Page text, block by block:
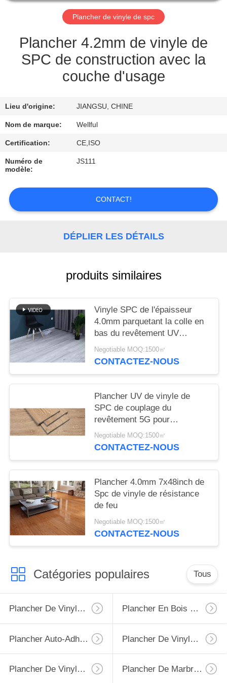
VISITE
CONTRÔLE
CONTACTEZ-
DEMANDEZ
UNE
CITATION
NOUVELLES
Plancher de vinyle de spc
Plancher 4.2mm de vinyle de
SPC de construction avec la
couche d'usage
Lieu d'origine: JIANGSU, CHINE
Nom de marque: Wellful
Certification: CE,ISO
Numéro de
modèle:
JS111
CONTACT!
DÉPLIER LES DÉTAILS
produits similaires
Vinyle SPC de l'épaisseur
4.0mm parquetant la colle en
bas du revêtement UV
183mmx1220mm
Negotiable MOQ:1500㎡
CONTACTEZ-NOUS
Plancher UV de vinyle de
SPC de couplage du
revêtement 5G pour
résidentiel
Negotiable MOQ:1500㎡
CONTACTEZ-NOUS
Plancher 4.0mm 7x48inch de
Spc de vinyle de résistance
de feu
Negotiable MOQ:1500㎡
CONTACTEZ-NOUS
Catégories populaires Tous
Plancher De Vinyle De LVT Plancher En Bois De LVT
Plancher Auto-Adhésif De LVT Plancher De Vinyle De Spc
Plancher De Vinyle De PVC Plancher De Marbre De LVT